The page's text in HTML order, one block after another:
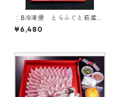
：B冷凍便 とらふぐと萩産ま
ふぐ焼霜の刺身二種盛り
¥6,480